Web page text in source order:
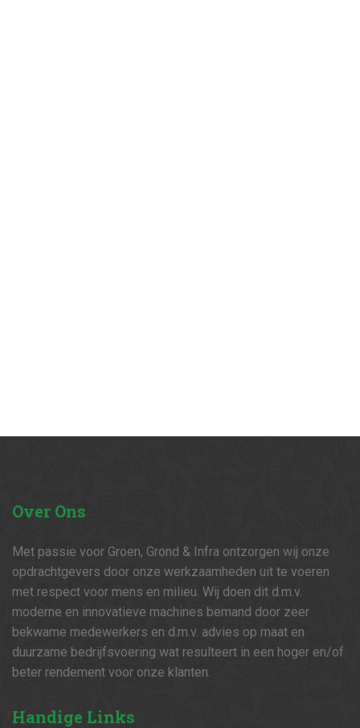
Over Ons
Met passie voor Groen, Grond & Infra ontzorgen wij onze
opdrachtgevers door onze werkzaamheden uit te voeren
met respect voor mens en milieu. Wij doen dit d.m.v.
moderne en innovatieve machines bemand door zeer
bekwame medewerkers en d.m.v. advies op maat en
duurzame bedrijfsvoering wat resulteert in een hoger en/of
beter rendement voor onze klanten.
Handige Links